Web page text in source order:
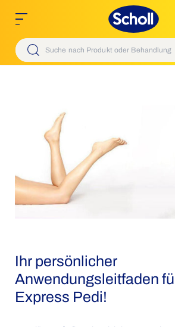
Scholl
Ihr persönlicher
Anwendungsleitfaden
Express Pedi!